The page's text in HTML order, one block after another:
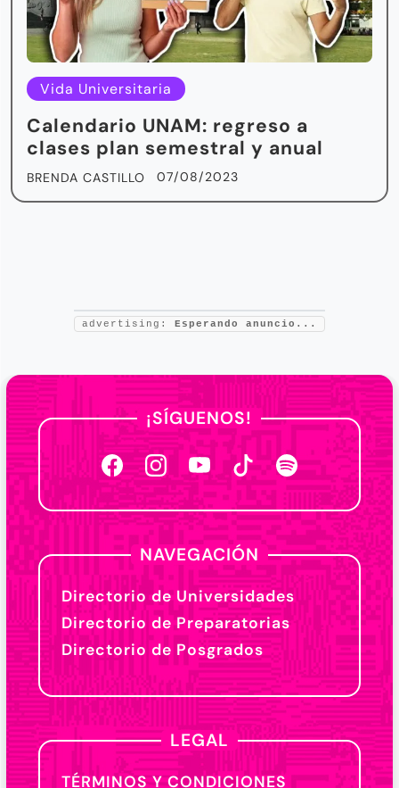
Vida Universitaria
Calendario UNAM: regreso a
clases plan semestral y anual
BRENDA CASTILLO 07/08/2023
advertising: Esperando anuncio...
¡SÍGUENOS!
NAVEGACIÓN
Directorio de Universidades
Directorio de Preparatorias
Directorio de Posgrados
LEGAL
TÉRMINOS Y CONDICIONES